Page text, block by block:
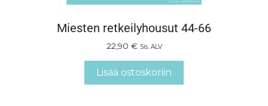
Miesten retkeilyhousut 44-66
22,90 € Sis. ALV
Lisää ostoskoriin